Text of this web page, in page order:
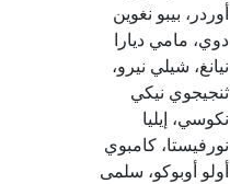
أوردر، بيبو نغوين
دوي، مامي ديارا
نيانغ، شيلي نيرو،
ثنجيجوي نيكي
نكوسي، إيليا
نورفيستا، كامبوي
أولو أوبوكو، سلمى